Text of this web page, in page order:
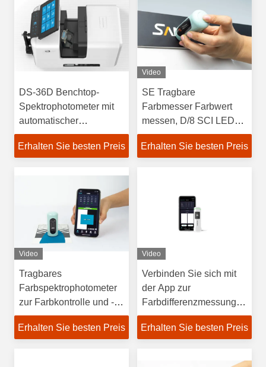
DS-36D Benchtop-
Spektrophotometer mit
automatischer
Schaltöffnung
Erhalten Sie besten Preis
Video
SE Tragbare
Farbmesser Farbwert
messen, D/8 SCI LED
Delta E
Präzisionsfarbmesser
Erhalten Sie besten Preis
Video
Tragbares
Farbspektrophotometer
zur Farbkontrolle und -
verwaltung in der
Bekleidungsindustrie
Erhalten Sie besten Preis
Video
Verbinden Sie sich mit
der App zur
Farbdifferenzmessung
mit einem tragbaren
Farbspektrophotometer
Erhalten Sie besten Preis